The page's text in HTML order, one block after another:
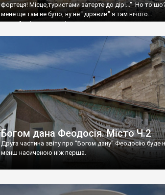
фортеця! Місце,туристами затерте до дір!..." Но то
мене ще там не було, ну не "дірявив" я там нічого...
принаймні до цього літа.
Богом дана Феодосія. Місто Ч.2
Друга частина звіту про "Богом дану" Феодосію буде
менш насиченою ніж перша.